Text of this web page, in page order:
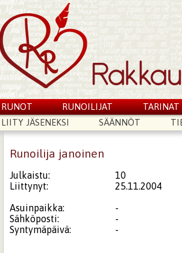
RUNOT RUNOILIJAT TARINAT
LIITY JÄSENEKSI
SÄÄNNÖT
Runoilija janoinen
Julkaistu:
10
Liittynyt:
25.11.2004
Asuinpaikka:
-
Sähköposti:
-
Syntymäpäivä:
-